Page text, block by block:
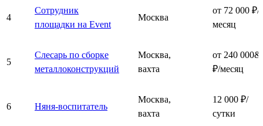
4
Сотрудник
площадки на Event
Москва
от 72 000 ₽/
месяц
5
Слесарь по сборке
металлоконструкций
Москва,
вахта
от 240 000&
₽/месяц
6 Няня-воспитатель
Москва,
вахта
12 000 ₽/
сутки